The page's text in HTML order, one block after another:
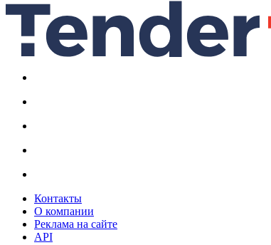
Контакты
О компании
Реклама на сайте
API